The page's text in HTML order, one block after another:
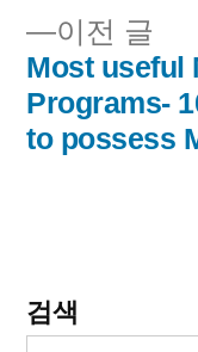
비
게
이전 글
전
글:
Most useful
Programs-
to possess
검색